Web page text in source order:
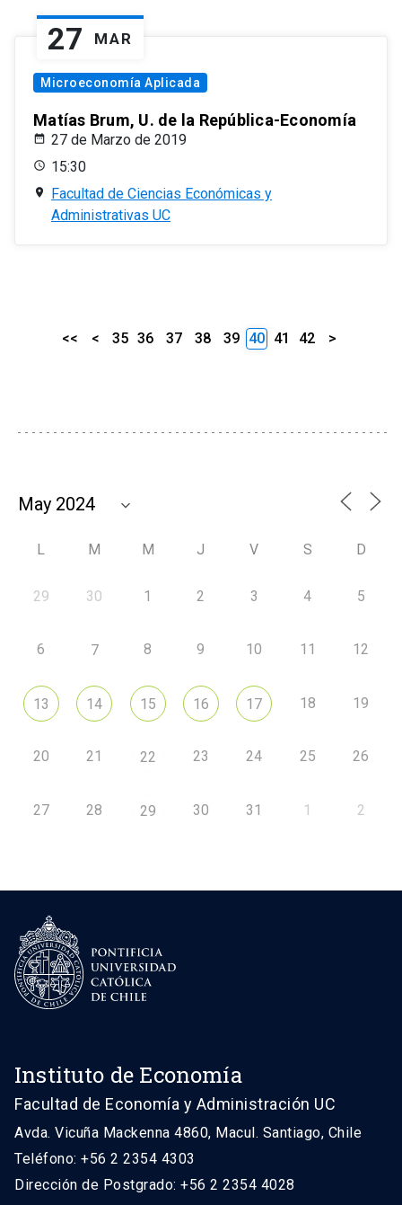
27 MAR
Microeconomía Aplicada
Matías Brum, U. de la República-Economía
27 de Marzo de 2019
15:30
Facultad de Ciencias Económicas y
Administrativas UC
<< < 35 36 37 38 39 40 41 42 >
L M M J V S D
29 30 1 2 3 4 5
6 7 8 9 10 11 12
13 14 15 16 17 18 19
20 21 22 23 24 25 26
27 28 29 30 31 1 2
Instituto de Economía
Facultad de Economía y Administración UC
Avda. Vicuña Mackenna 4860, Macul. Santiago, Chile
Teléfono: +56 2 2354 4303
Dirección de Postgrado: +56 2 2354 4028